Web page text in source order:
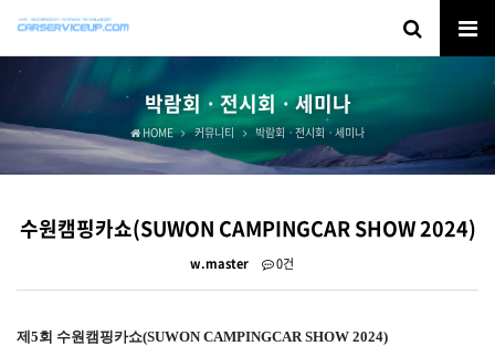
박람회ㆍ전시회ㆍ세미나
HOME 커뮤니티 박람회ㆍ전시회ㆍ세미나
수원캠핑카쇼(SUWON CAMPINGCAR SHOW 2024)
w.master 0건
제5회 수원캠핑카쇼(SUWON CAMPINGCAR SHOW 2024)